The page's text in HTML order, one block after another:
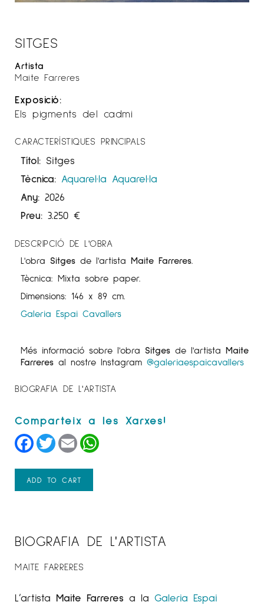
SITGES
Artista
Maite Farreres
Exposició:
Els pigments del cadmi
CARACTERÍSTIQUES PRINCIPALS
Títol: Sitges
Tècnica: Aquarel·la Aquarel·la
Any: 2026
Preu: 3.250 €
DESCRIPCIÓ DE L'OBRA
L'obra Sitges de l'artista Maite Farreres
Tècnica: Mixta sobre paper.
Dimensions: 146 x 89 cm.
Galeria Espai Cavallers
Més informació sobre l'obra Sitges de l'artista Maite
Farreres al nostre Instagram @galeriaespaicavallers
BIOGRAFIA DE L'ARTISTA
Facebook
TwitterEmail
ADD TO CART
BIOGRAFIA DE L'ARTISTA
MAITE FARRERES
L’artista Maite Farreres a la Galeria Espai